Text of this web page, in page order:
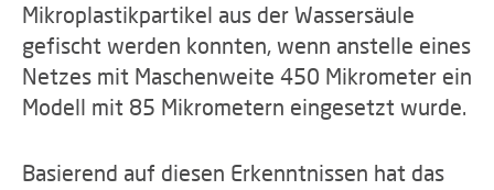
Mikroplastikpartikel aus der Wassersäule
gefischt werden konnten, wenn anstelle eines
Netzes mit Maschenweite 450 Mikrometer ein
Modell mit 85 Mikrometern eingesetzt wurde.
Basierend auf diesen Erkenntnissen hat das